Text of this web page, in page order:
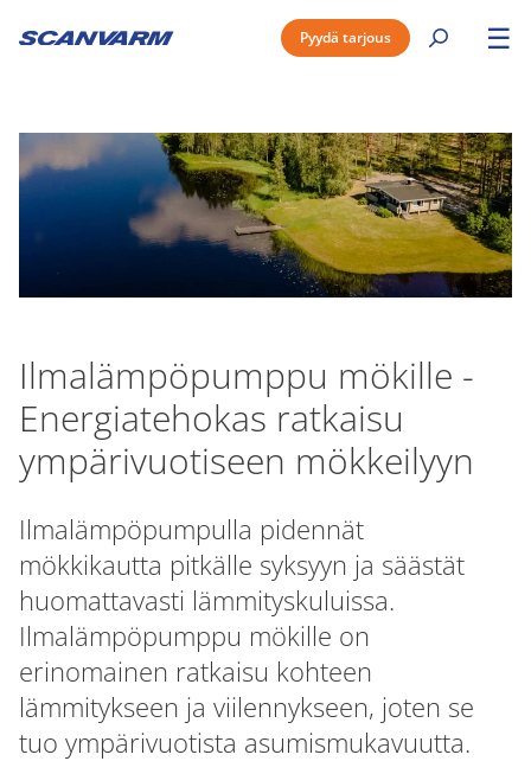
Pyydä tarjous ☰
Ilmalämpöpumppu mökille -
Energiatehokas ratkaisu
ympärivuotiseen mökkeilyyn
Ilmalämpöpumpulla pidennät
mökkikautta pitkälle syksyyn ja säästät
huomattavasti lämmityskuluissa.
Ilmalämpöpumppu mökille on
erinomainen ratkaisu kohteen
lämmitykseen ja viilennykseen, joten se
tuo ympärivuotista asumismukavuutta.